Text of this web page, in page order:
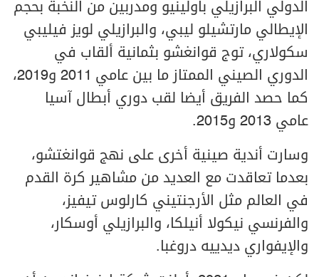
الدولي البرازيلي باولينيو ومدربين من النخبة بحجم
الإيطالي مارتشيلو ليبي، والبرازيلي لويز فيليبي
سكولاري، توج قوانغشو بثمانية ألقاب في
الدوري الصيني الممتاز ما بين عامي 2011 و2019،
كما حصد الفريق أيضا لقب دوري أبطال آسيا
عامي 2013 و2015.
وسارت أندية صينية أخرى على نهج قوانغتشو،
بعدما تعاقدت مع العديد من مشاهير كرة القدم
في العالم مثل الأرجنتيني كارلوس تيفيز،
والفرنسي نيكولا أنيلكا، والبرازيلي أوسكار،
والإيفواري ديدييه دروغبا.